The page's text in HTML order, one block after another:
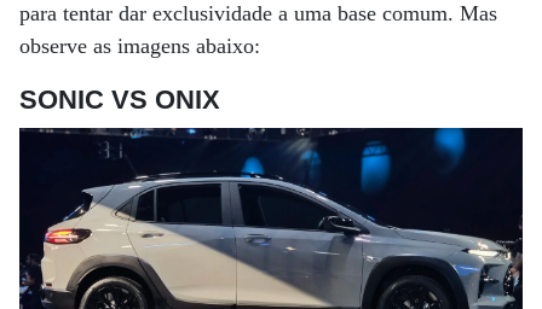
para tentar dar exclusividade a uma base comum. Mas
observe as imagens abaixo:
SONIC VS ONIX